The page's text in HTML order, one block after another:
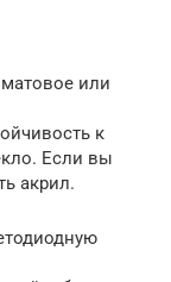
или
к
Если вы
акрил.